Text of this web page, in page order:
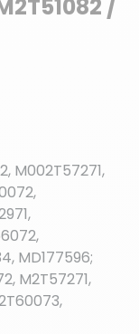
/
M002T57271,
MD177596;
M2T57271,